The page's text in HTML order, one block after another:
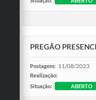
PREGÃO
Postagem: 11/08/2023
Realização:
Situação:
ABERTO